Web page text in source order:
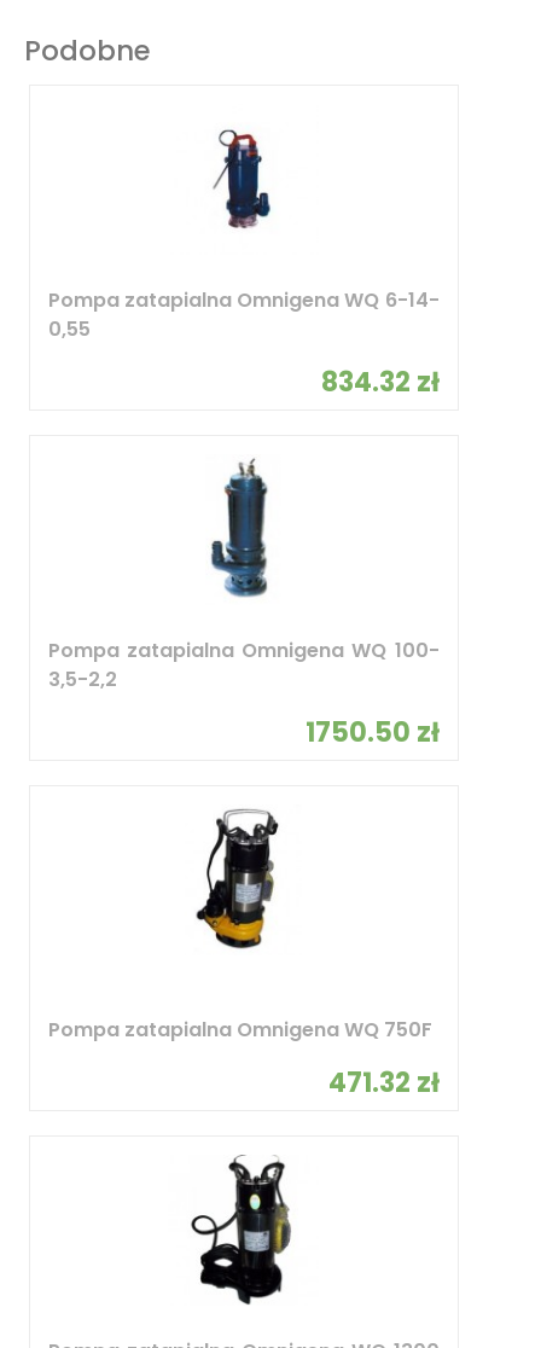
Podobne
Pompa zatapialna Omnigena WQ 6-14-
0,55
834.32 zł
Pompa zatapialna Omnigena WQ 100-
3,5-2,2
1750.50 zł
Pompa zatapialna Omnigena WQ 750F
471.32 zł